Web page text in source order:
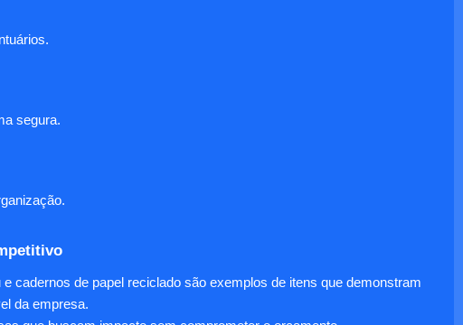
segura.
cadernos de papel reciclado são exemplos de itens que demonstram
da empresa.